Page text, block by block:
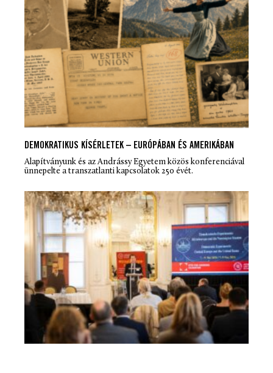
DEMOKRATIKUS KÍSÉRLETEK – EURÓPÁBAN ÉS AMERIKÁBAN
Alapítványunk és az Andrássy Egyetem közös konferenciával
ünnepelte a transzatlanti kapcsolatok 250 évét.